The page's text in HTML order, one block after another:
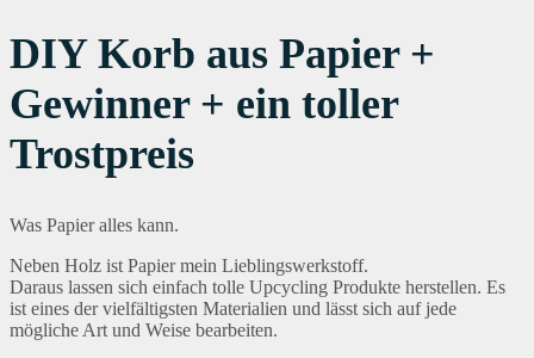
DIY Korb aus Papier +
Gewinner + ein toller
Trostpreis
Was Papier alles kann.
Neben Holz ist Papier mein Lieblingswerkstoff.
Daraus lassen sich einfach tolle Upcycling Produkte herstellen. Es
ist eines der vielfältigsten Materialien und lässt sich auf jede
mögliche Art und Weise bearbeiten.